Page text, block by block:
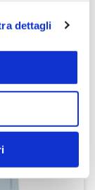
dettagli